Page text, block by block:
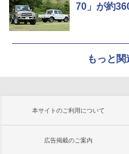
70」が約
もっと
本サイトのご利用について
広告掲載のご案内